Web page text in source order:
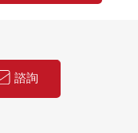
諮詢